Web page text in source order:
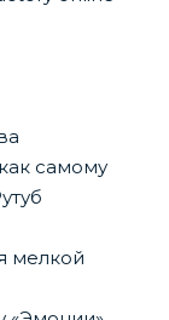
самому
мелкой